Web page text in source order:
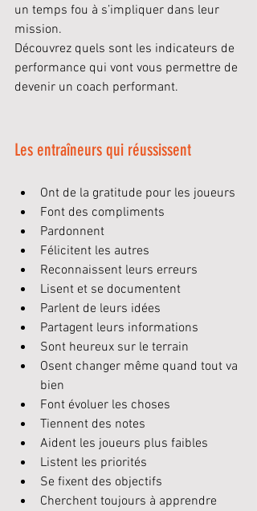
un temps fou à s’impliquer dans leur
mission.
Découvrez quels sont les indicateurs de
performance qui vont vous permettre de
devenir un coach performant.
Les entraîneurs qui réussissent
Ont de la gratitude pour les joueurs
Font des compliments
Pardonnent
Félicitent les autres
Reconnaissent leurs erreurs
Lisent et se documentent
Parlent de leurs idées
Partagent leurs informations
Sont heureux sur le terrain
Osent changer même quand tout va
bien
Font évoluer les choses
Tiennent des notes
Aident les joueurs plus faibles
Listent les priorités
Se fixent des objectifs
Cherchent toujours à apprendre